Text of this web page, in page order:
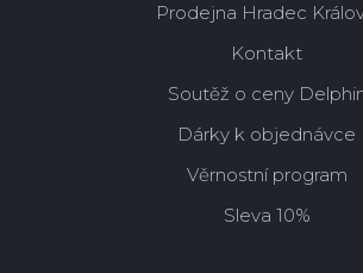
Prodejna Hradec
Kontakt
Soutěž o ceny
Dárky k objednávce
Věrnostní program
Sleva 10%